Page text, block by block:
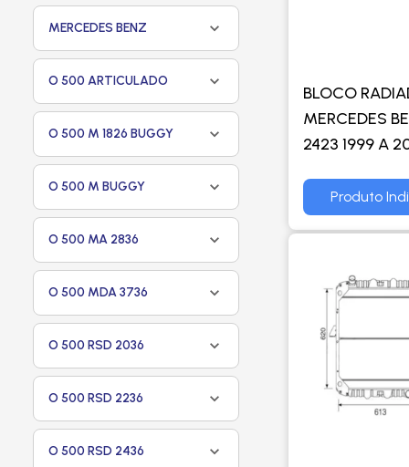
MERCEDES BENZ
O 500 ARTICULADO
O 500 M 1826 BUGGY
O 500 M BUGGY
O 500 MA 2836
O 500 MDA 3736
O 500 RSD 2036
O 500 RSD 2236
O 500 RSD 2436
BLOCO
MERCEDES
2423 1999 A
ONIBUS OF-
1418 2002 A
Produto